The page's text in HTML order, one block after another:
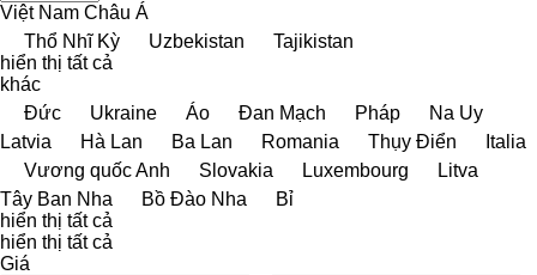
Việt Nam Châu Á
Thổ Nhĩ Kỳ
Uzbekistan
Tajikistan
hiển thị tất cả
khác
Đức
Ukraine Áo Đan Mạch Pháp
Na Uy
Latvia
Hà Lan Ba Lan Romania Thụy Điển
Italia
Vương quốc Anh
Slovakia Luxembourg
Litva
Tây Ban Nha
Bồ Đào Nha
Bỉ
hiển thị tất cả
hiển thị tất cả
Giá